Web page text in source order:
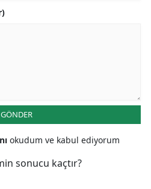
GÖNDER
okudum ve kabul ediyorum
sonucu kaçtır?